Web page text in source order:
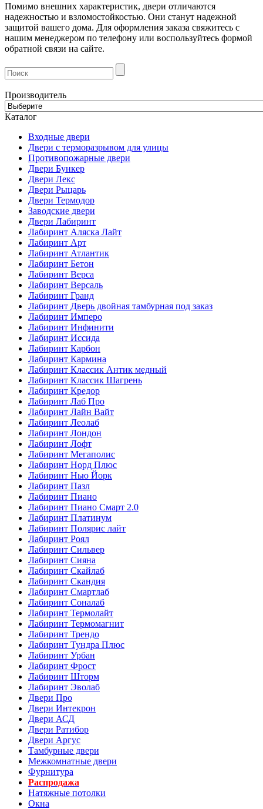
Помимо внешних характеристик, двери отличаются
надежностью и взломостойкостью. Они станут надежной
защитой вашего дома. Для оформления заказа свяжитесь с
нашим менеджером по телефону или воспользуйтесь формой
обратной связи на сайте.
Производитель
Каталог
Входные двери
Двери с терморазрывом для улицы
Противопожарные двери
Двери Бункер
Двери Лекс
Двери Рыцарь
Двери Термодор
Заводские двери
Двери Лабиринт
Лабиринт Аляска Лайт
Лабиринт Арт
Лабиринт Атлантик
Лабиринт Бетон
Лабиринт Верса
Лабиринт Версаль
Лабиринт Гранд
Лабиринт Дверь двойная тамбурная под заказ
Лабиринт Имперо
Лабиринт Инфинити
Лабиринт Иссида
Лабиринт Карбон
Лабиринт Кармина
Лабиринт Классик Антик медный
Лабиринт Классик Шагрень
Лабиринт Кредор
Лабиринт Лаб Про
Лабиринт Лайн Вайт
Лабиринт Леолаб
Лабиринт Лондон
Лабиринт Лофт
Лабиринт Мегаполис
Лабиринт Норд Плюс
Лабиринт Нью Йорк
Лабиринт Пазл
Лабиринт Пиано
Лабиринт Пиано Смарт 2.0
Лабиринт Платинум
Лабиринт Полярис лайт
Лабиринт Роял
Лабиринт Сильвер
Лабиринт Сияна
Лабиринт Скайлаб
Лабиринт Скандия
Лабиринт Смартлаб
Лабиринт Соналаб
Лабиринт Термолайт
Лабиринт Термомагнит
Лабиринт Трендо
Лабиринт Тундра Плюс
Лабиринт Урбан
Лабиринт Фрост
Лабиринт Шторм
Лабиринт Эволаб
Двери Про
Двери Интекрон
Двери АСД
Двери Ратибор
Двери Аргус
Тамбурные двери
Межкомнатные двери
Фурнитура
Распродажа
Натяжные потолки
Окна